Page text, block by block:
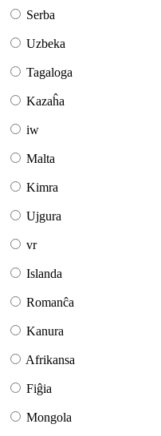
Serba
Uzbeka
Tagaloga
Kazaĥa
iw
Malta
Kimra
Ujgura
vr
Islanda
Romanĉa
Kanura
Afrikansa
Fiĝia
Mongola